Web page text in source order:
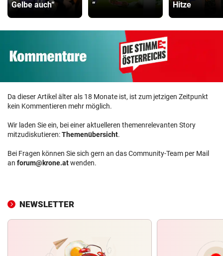
Gelbe auch“
“
Hitze
Da dieser Artikel älter als 18 Monate ist, ist zum jetzigen Zeitpunkt
kein Kommentieren mehr möglich.
Wir laden Sie ein, bei einer aktuelleren themenrelevanten Story
mitzudiskutieren:Themenübersicht.
Bei Fragen können Sie sich gern an das Community-Team per Mail
an forum@krone.atwenden.
NEWSLETTER